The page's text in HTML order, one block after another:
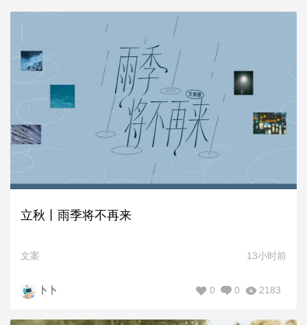
立秋丨雨季将不再来
文案 13小时前
卜卜 2183
0
0